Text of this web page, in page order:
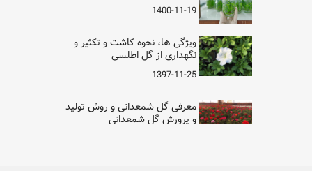
1400-11-19
ویژگی ها، نحوه کاشت و تکثیر و
نگهداری از گل اطلسی
1397-11-25
معرفی گل شمعدانی و روش تولید
و پرورش گل شمعدانی